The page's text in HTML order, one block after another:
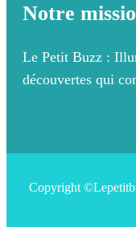
Notre
Le Petit Buzz :
découvertes qui
Copyright